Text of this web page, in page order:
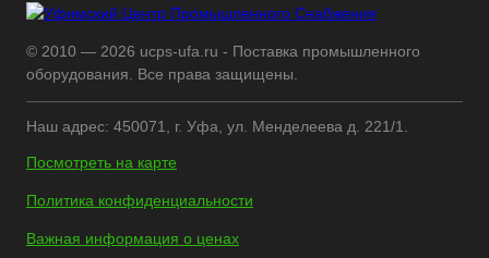
© 2010 — 2026 ucps-ufa.ru - Поставка промышленного
оборудования. Все права защищены.
Наш адрес: 450071, г. Уфа, ул. Менделеева д. 221/1.
Посмотреть на карте
Политика конфиденциальности
Важная информация о ценах